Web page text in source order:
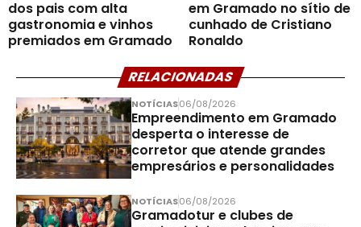
dos pais com alta
gastronomia e vinhos
premiados em Gramado
em Gramado no sítio de
cunhado de Cristiano
Ronaldo
RELACIONADAS
NOTÍCIAS06/08/2026
Empreendimento em Gramado
desperta o interesse de
corretor que atende grandes
empresários e personalidades
NOTÍCIAS06/08/2026
Gramadotur e clubes de